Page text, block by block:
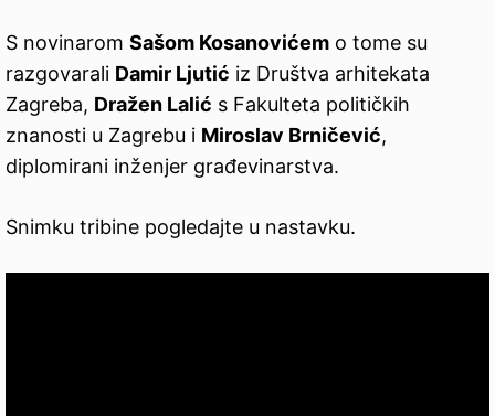
S novinarom Sašom Kosanovićem o tome su
razgovarali Damir Ljutić iz Društva arhitekata
Zagreba, Dražen Lalić s Fakulteta političkih
znanosti u Zagrebu i Miroslav Brničević,
diplomirani inženjer građevinarstva.
Snimku tribine pogledajte u nastavku.